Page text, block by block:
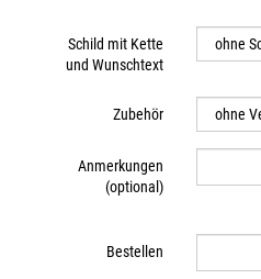
Schild mit Kette
und Wunschtext
Zubehör
Anmerkungen
(optional)
Bestellen